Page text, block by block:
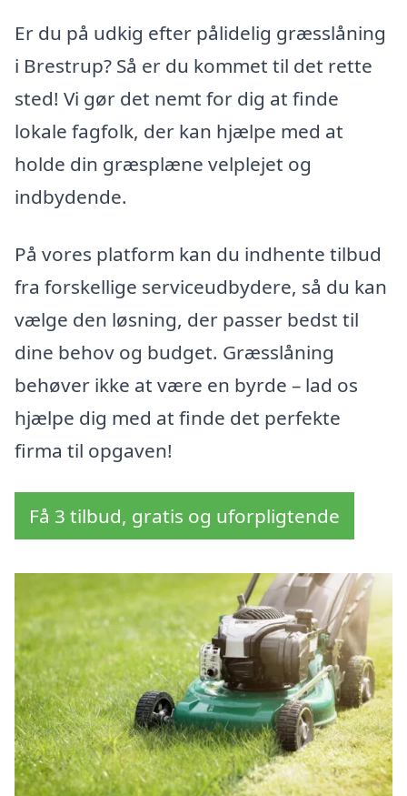
Er du på udkig efter pålidelig græsslåning
i Brestrup? Så er du kommet til det rette
sted! Vi gør det nemt for dig at finde
lokale fagfolk, der kan hjælpe med at
holde din græsplæne velplejet og
indbydende.
På vores platform kan du indhente tilbud
fra forskellige serviceudbydere, så du kan
vælge den løsning, der passer bedst til
dine behov og budget. Græsslåning
behøver ikke at være en byrde – lad os
hjælpe dig med at finde det perfekte
firma til opgaven!
Få 3 tilbud, gratis og uforpligtende